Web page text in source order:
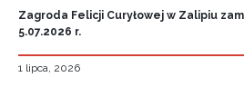
Zagroda Felicji Curyłowej w Zalipiu
5.07.2026 r.
1 lipca, 2026